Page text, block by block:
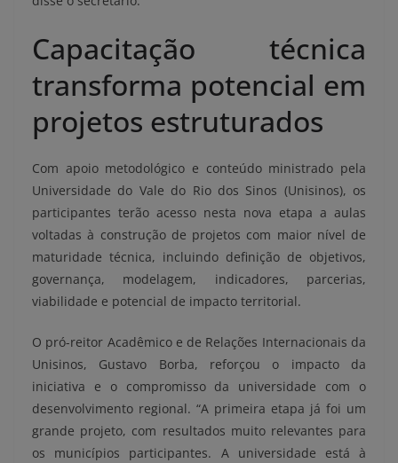
Capacitação técnica
transforma potencial em
projetos estruturados
Com apoio metodológico e conteúdo ministrado pela
Universidade do Vale do Rio dos Sinos (Unisinos), os
participantes terão acesso nesta nova etapa a aulas
voltadas à construção de projetos com maior nível de
maturidade técnica, incluindo definição de objetivos,
governança, modelagem, indicadores, parcerias,
viabilidade e potencial de impacto territorial.
O pró-reitor Acadêmico e de Relações Internacionais da
Unisinos, Gustavo Borba, reforçou o impacto da
iniciativa e o compromisso da universidade com o
desenvolvimento regional. “A primeira etapa já foi um
grande projeto, com resultados muito relevantes para
os municípios participantes. A universidade está à